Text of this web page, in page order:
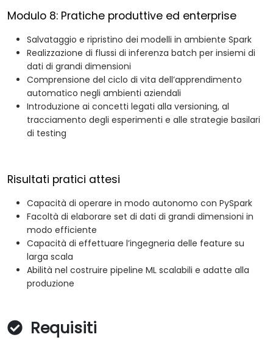
Modulo 8: Pratiche produttive ed enterprise
Salvataggio e ripristino dei modelli in ambiente Spark
Realizzazione di flussi di inferenza batch per insiemi di
dati di grandi dimensioni
Comprensione del ciclo di vita dell’apprendimento
automatico negli ambienti aziendali
Introduzione ai concetti legati alla versioning, al
tracciamento degli esperimenti e alle strategie basilari
di testing
Risultati pratici attesi
Capacità di operare in modo autonomo con PySpark
Facoltà di elaborare set di dati di grandi dimensioni in
modo efficiente
Capacità di effettuare l’ingegneria delle feature su
larga scala
Abilità nel costruire pipeline ML scalabili e adatte alla
produzione
Requisiti